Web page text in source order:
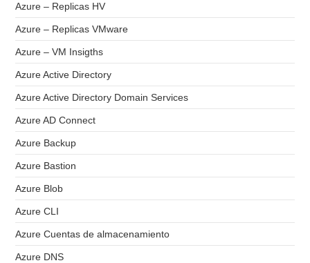
Azure – Replicas HV
Azure – Replicas VMware
Azure – VM Insigths
Azure Active Directory
Azure Active Directory Domain Services
Azure AD Connect
Azure Backup
Azure Bastion
Azure Blob
Azure CLI
Azure Cuentas de almacenamiento
Azure DNS